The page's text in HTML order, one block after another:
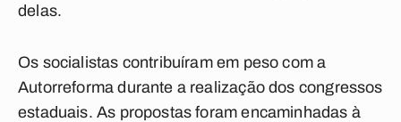
delas.
Os socialistas contribuíram em peso com a
Autorreforma durante a realização dos congressos
estaduais. As propostas foram encaminhadas à